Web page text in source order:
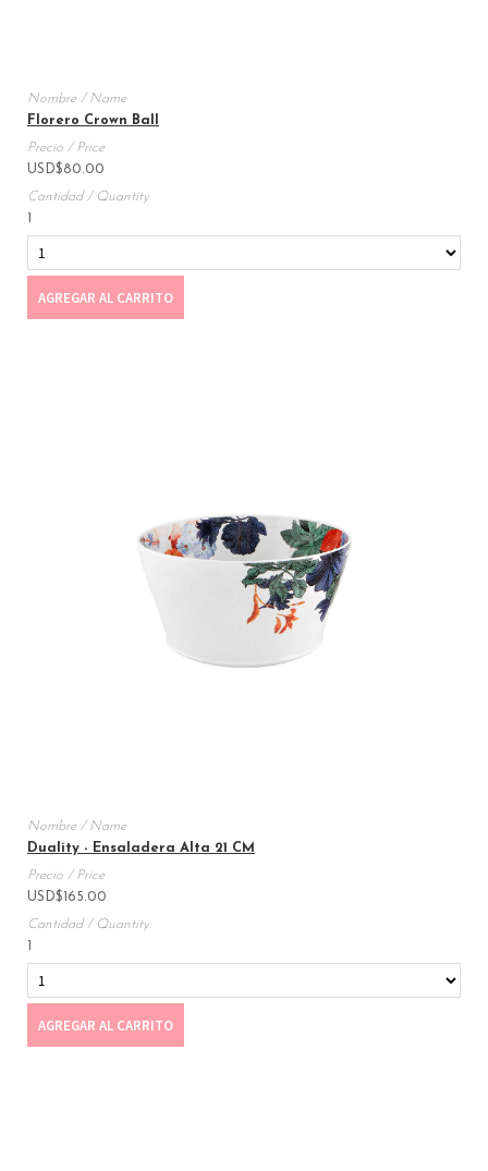
Florero Crown Ball
USD$80.00
AGREGAR AL CARRITO
Duality - Ensaladera Alta 21 CM
USD$165.00
1
AGREGAR AL CARRITO